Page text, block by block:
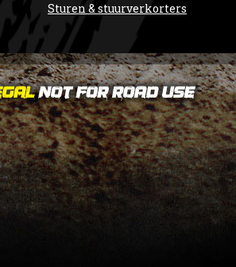
Sturen & stuurverkorters